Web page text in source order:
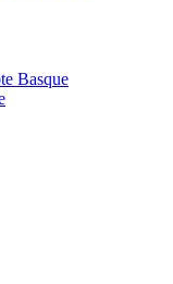
Basque